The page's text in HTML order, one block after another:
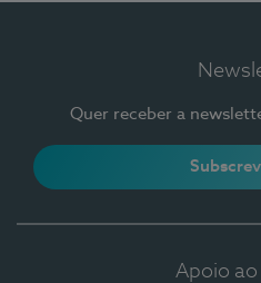
Quer receber a
Apoio